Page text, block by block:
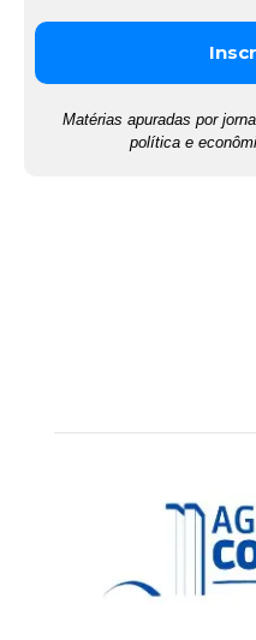
Matérias apuradas por
política e